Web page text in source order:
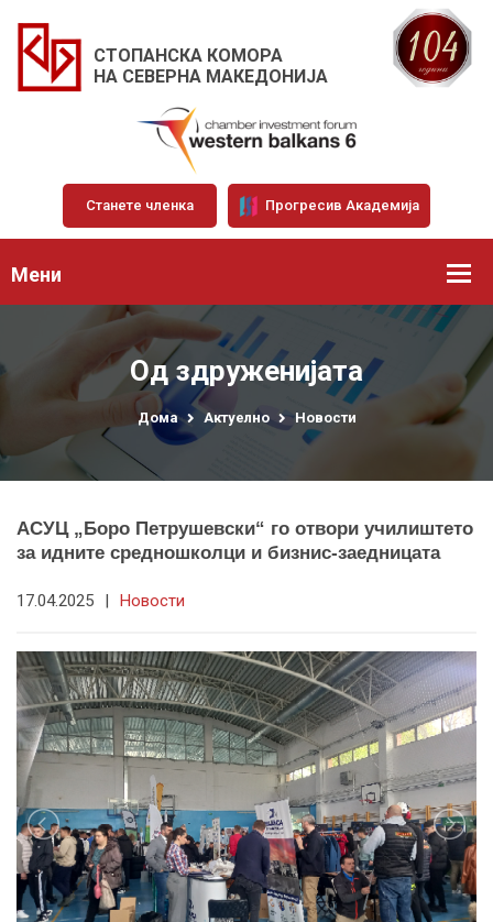
СТОПАНСКА КОМОРА
НА СЕВЕРНА МАКЕДОНИЈА
Станете членка Прогресив Академија
Мени
Од здруженијата
Дома Актуелно Новости
АСУЦ „Боро Петрушевски“ го отвори училиштето
за идните средношколци и бизнис-заедницата
17.04.2025 | Новости